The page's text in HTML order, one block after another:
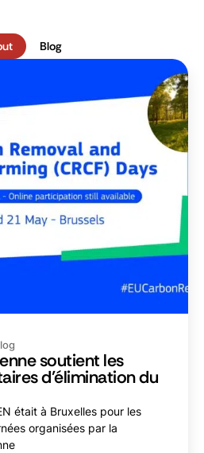
Blog
soutient les
d’élimination du
était à Bruxelles pour les
organisées par la